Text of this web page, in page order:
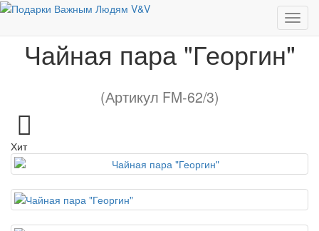
Чайная пара "Георгин"
Чайная пара "Георгин"
(Артикул FM-62/3)
Хит